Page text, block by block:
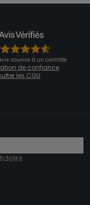
soumis à un contrôle
de confiance
les CGU